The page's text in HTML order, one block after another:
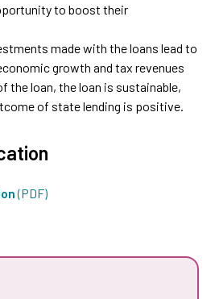
to boost their
made with the loans lead to
growth and tax revenues
the loan, the loan is sustainable,
of state lending is positive.
(PDF)